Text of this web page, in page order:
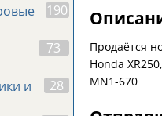
190
73
и
28
Продаётся
Honda
MN1-670